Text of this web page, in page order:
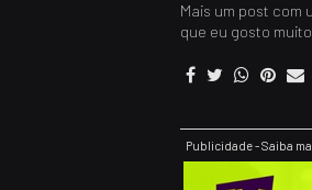
Mais um post com
que eu gosto
Publicidade - Saiba